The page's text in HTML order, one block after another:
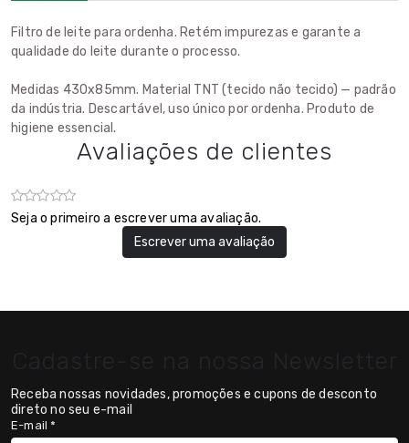
Filtro de leite para ordenha. Retém impurezas e garante a
qualidade do leite durante o processo.
Medidas 430x85mm. Material TNT (tecido não tecido) — padrão
da indústria. Descartável, uso único por ordenha. Produto de
higiene essencial.
Avaliações de clientes
Seja o primeiro a escrever uma avaliação.
Escrever uma avaliação
Cadastre-se na nossa Newsletter
Receba nossas novidades, promoções e cupons de desconto
direto no seu e-mail
E-mail*